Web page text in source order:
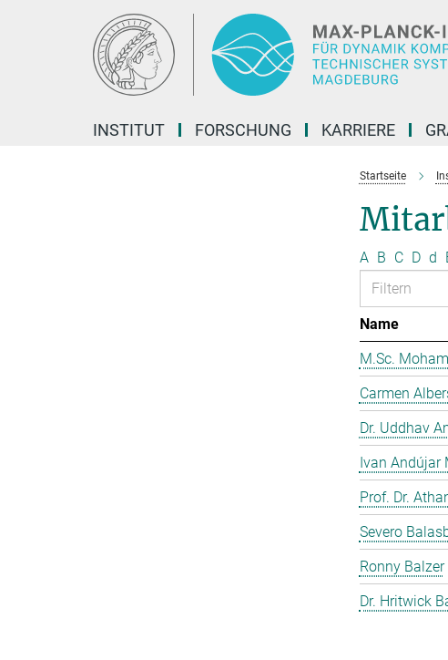
INSTITUT FORSCHUNG KARRIERE
Startseite
A B C D d
Name
M.Sc.
Carmen
Dr. Uddhav
Ivan Andújar
Prof. Dr.
Severo
Ronny Balzer
Dr. Hritwick